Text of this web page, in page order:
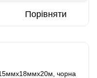
Порівняти
чорна